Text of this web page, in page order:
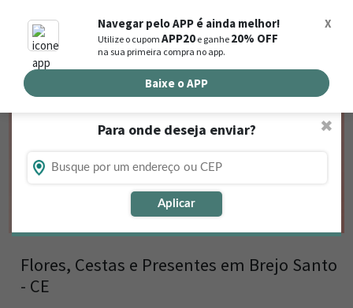
Navegar pelo APP é ainda melhor!
Utilize o cupomAPP20 e ganhe 20% OFF
na sua primeira compra no app.
X
Baixe o APP
Busca de produtos
Buscar por endereço de entrega
Para onde deseja enviar?
Aplicar
✖
Flores, Cestas e Presentes em Brejo Santo
- CE